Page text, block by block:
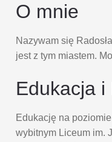
O mnie
Nazywam się
jest z tym miastem.
Edukacja i
Edukację na
wybitnym Liceum im.